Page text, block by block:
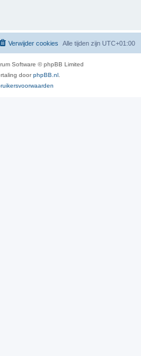
Alle tijden zijn UTC+01:00
Verwijder cookies
Software © phpBB Limited
doorphpBB.nl